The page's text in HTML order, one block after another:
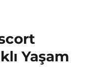
Yaşam